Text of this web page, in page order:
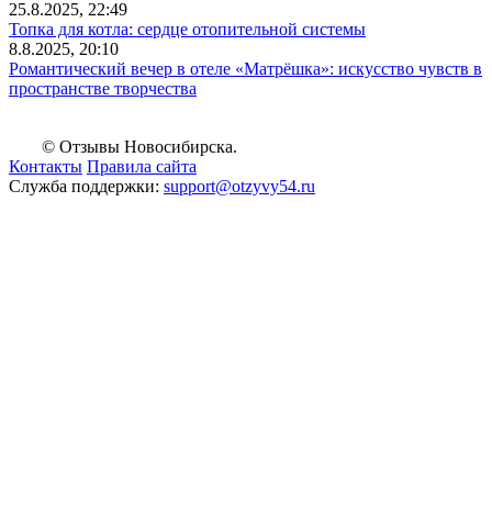
25.8.2025, 22:49
Топка для котла: сердце отопительной системы
8.8.2025, 20:10
Романтический вечер в отеле «Матрёшка»: искусство чувств в
пространстве творчества
© Отзывы Новосибирска.
Контакты Правила сайта
Служба поддержки: support@otzyvy54.ru